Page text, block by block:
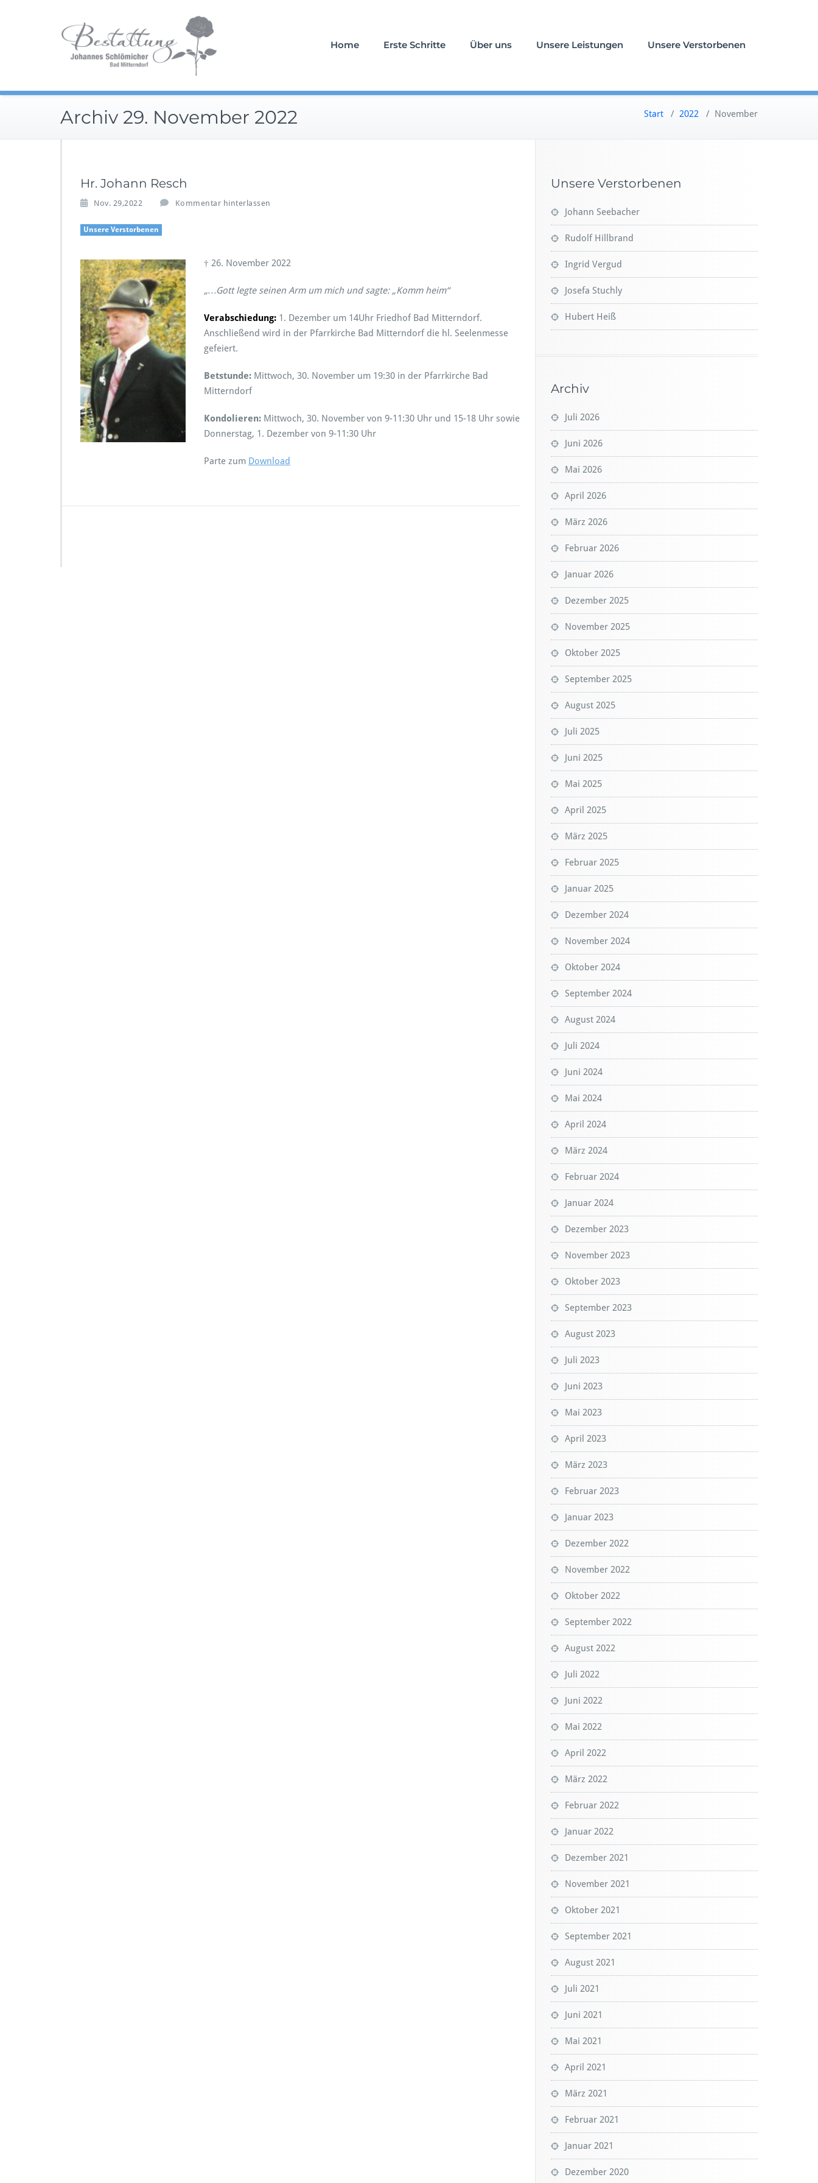
Home Erste Schritte Über uns Unsere Leistungen Unsere Verstorbenen
Archiv 29. November 2022 Start / 2022 / November
Hr. Johann Resch
Nov. 29,2022 Kommentar hinterlassen
Unsere Verstorbenen
† 26. November 2022
„…Gott legte seinen Arm um mich und sagte: „Komm heim“
Verabschiedung: 1. Dezember um 14Uhr Friedhof Bad Mitterndorf.
Anschließend wird in der Pfarrkirche Bad Mitterndorf die hl. Seelenmesse
gefeiert.
Betstunde: Mittwoch, 30. November um 19:30 in der Pfarrkirche Bad
Mitterndorf
Kondolieren: Mittwoch, 30. November von 9-11:30 Uhr und 15-18 Uhr sowie
Donnerstag, 1. Dezember von 9-11:30 Uhr
Parte zum Download
Unsere Verstorbenen
Johann Seebacher
Rudolf Hillbrand
Ingrid Vergud
Josefa Stuchly
Hubert Heiß
Archiv
Juli 2026
Juni 2026
Mai 2026
April 2026
März 2026
Februar 2026
Januar 2026
Dezember 2025
November 2025
Oktober 2025
September 2025
August 2025
Juli 2025
Juni 2025
Mai 2025
April 2025
März 2025
Februar 2025
Januar 2025
Dezember 2024
November 2024
Oktober 2024
September 2024
August 2024
Juli 2024
Juni 2024
Mai 2024
April 2024
März 2024
Februar 2024
Januar 2024
Dezember 2023
November 2023
Oktober 2023
September 2023
August 2023
Juli 2023
Juni 2023
Mai 2023
April 2023
März 2023
Februar 2023
Januar 2023
Dezember 2022
November 2022
Oktober 2022
September 2022
August 2022
Juli 2022
Juni 2022
Mai 2022
April 2022
März 2022
Februar 2022
Januar 2022
Dezember 2021
November 2021
Oktober 2021
September 2021
August 2021
Juli 2021
Juni 2021
Mai 2021
April 2021
März 2021
Februar 2021
Januar 2021
Dezember 2020